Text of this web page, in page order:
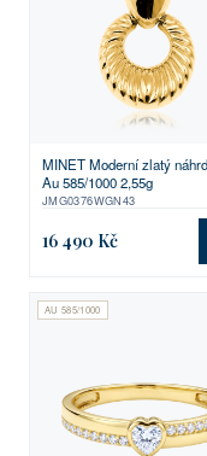
MINET Moderní zlatý
Au 585/1000 2,55g
JMG0376WGN43
16 490 Kč
AU 585/1000